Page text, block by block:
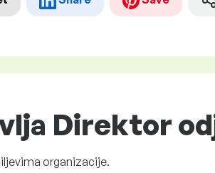
Direktor
organizacije.